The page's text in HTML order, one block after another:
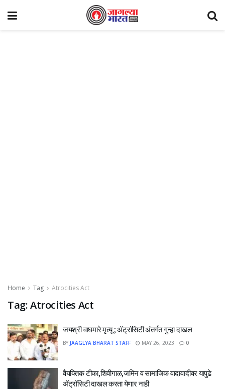
Home Tag Atrocities Act
Tag:Atrocities Act
जयश्री वाघमारे मृत्यू ; ॲट्रॉसिटी अंतर्गत गुन्हा दाखल
BY JAAGLYA BHARAT STAFF MAY 26, 2023 0
वैयक्तिक टीका,शिवीगाळ,जमिन व सामाजिक वादावादीवर यापुढे
अ‍ॅट्रॉसिटी दाखल करता येणार नाही